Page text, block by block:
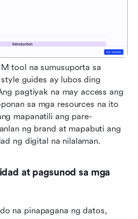
tool na sumusuporta sa
guides ay lubos ding
pagtiyak na may access ang
sa mga resources na ito
mapanatili ang pare-
ng brand at mapabuti ang
ng digital na nilalaman.
at pagsunod sa mga
na pinapagana ng datos,